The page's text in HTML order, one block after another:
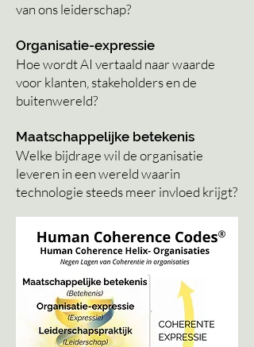
van ons leiderschap?
Organisatie-expressie
Hoe wordt AI vertaald naar waarde
voor klanten, stakeholders en de
buitenwereld?
Maatschappelijke betekenis
Welke bijdrage wil de organisatie
leveren in een wereld waarin
technologie steeds meer invloed krijgt?